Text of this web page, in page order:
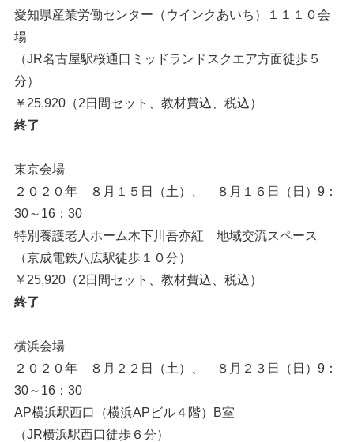
愛知県産業労働センター（ウインクあいち）１１１０会
場
（JR名古屋駅桜通口ミッドランドスクエア方面徒歩５
分）
￥25,920（2日間セット、教材費込、税込）
終了
東京会場
２０２０年 ８月１５日（土）、 ８月１６日（日）9：
30～16：30
特別養護老人ホーム木下川吾亦紅 地域交流スペース
（京成電鉄八広駅徒歩１０分）
￥25,920（2日間セット、教材費込、税込）
終了
横浜会場
２０２０年 ８月２２日（土）、 ８月２３日（日）9：
30～16：30
AP横浜駅西口（横浜APビル４階）B室
（JR横浜駅西口徒歩６分）